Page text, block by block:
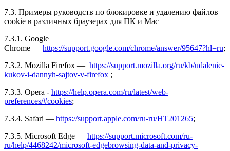
7.3. Примеры руководств по блокировке и удалению файлов
cookie в различных браузерах для ПК и Mac
7.3.1. Google
Chrome — https://support.google.com/chrome/answer/95647?hl=ru;
7.3.2. Mozilla Firefox — https://support.mozilla.org/ru/kb/udalenie-
kukov-i-dannyh-sajtov-v-firefox ;
7.3.3. Opera - https://help.opera.com/ru/latest/web-
preferences/#cookies;
7.3.4. Safari — https://support.apple.com/ru-ru/HT201265;
7.3.5. Microsoft Edge — https://support.microsoft.com/ru-
ru/help/4468242/microsoft-edgebrowsing-data-and-privacy-